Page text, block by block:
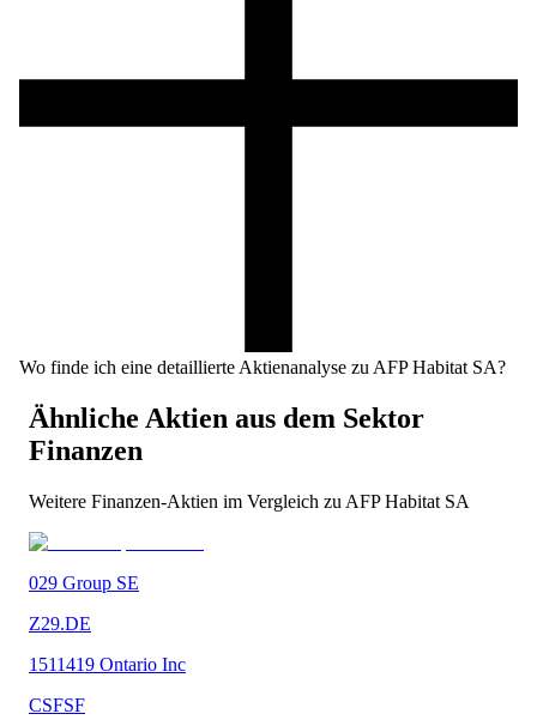
Wo finde ich eine detaillierte Aktienanalyse zu AFP Habitat SA?
Ähnliche Aktien aus dem Sektor
Finanzen
Weitere Finanzen-Aktien im Vergleich zu AFP Habitat SA
029 Group SE
Z29.DE
1511419 Ontario Inc
CSFSF